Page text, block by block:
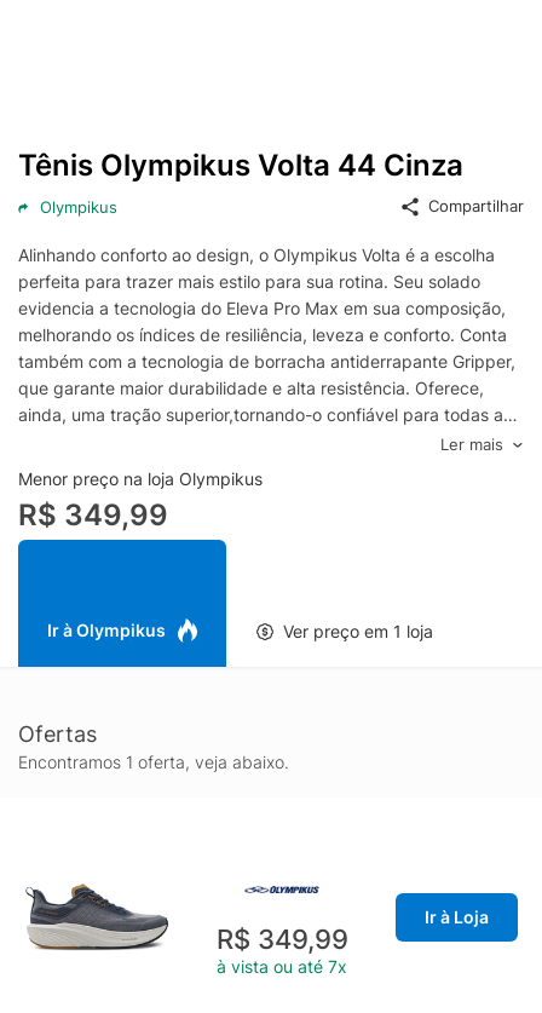
Tênis Olympikus Volta 44 Cinza
Olympikus Compartilhar
Alinhando conforto ao design, o Olympikus Volta é a escolha
perfeita para trazer mais estilo para sua rotina. Seu solado
evidencia a tecnologia do Eleva Pro Max em sua composição,
melhorando os índices de resiliência, leveza e conforto. Conta
também com a tecnologia de borracha antiderrapante Gripper,
que garante maior durabilidade e alta resistência. Oferece,
ainda, uma tração superior,tornando-o confiável para todas as
situações. O cabedal e a lingueta são confeccionados em
monofilamento e poliéster através da tecnologia Oxitec 3.0.
Com extrema leveza, a nova tecnologia proporciona
originalidade ao produto. Possui lingueta composta por tecido
dupla frontura que proporciona maciez e respirabilidade e
tecido poliéster com espuma e palmilha anatômica composta
Ler mais
Menor preço na loja Olympikus
R$ 349,99
Ir à Olympikus Ver preço em 1 loja
Ofertas
Encontramos 1 oferta, veja abaixo.
R$ 349,99
à vista ou até 7x
Ir à Loja